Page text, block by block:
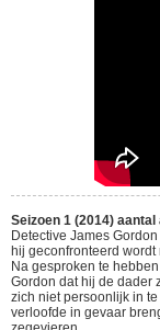
Seizoen 1 (2014)
Detective James
hij geconfronteerd
Na gesproken te
Gordon dat hij de dader
zich niet persoonlijk in
verloofde in gevaar